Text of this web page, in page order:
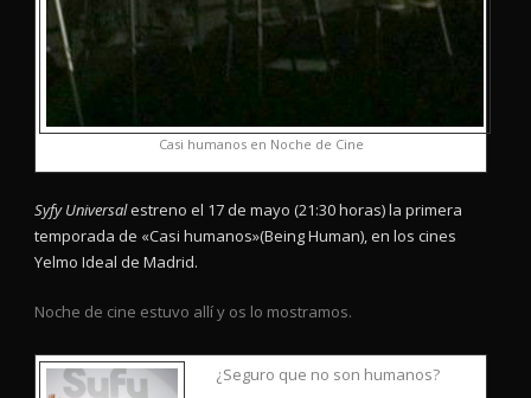
Casi humanos en Noche de Cine
Syfy Universalestreno el 17 de mayo (21:30 horas) la primera
temporada de «Casi humanos»(Being Human), en los cines
Yelmo Ideal de Madrid.
Noche de cine estuvo allí y os lo mostramos.
¿Seguro que no son humanos?